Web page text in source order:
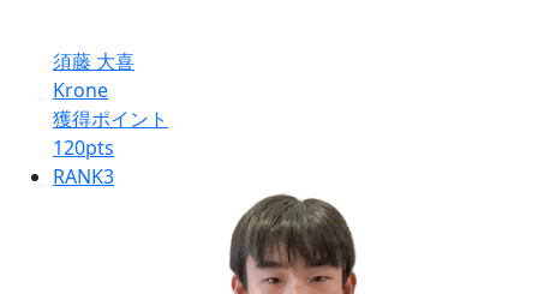
須藤 大喜
Krone
獲得ポイント
120pts
RANK3